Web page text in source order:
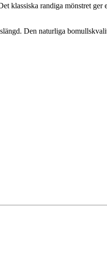
klassiska randiga mönstret ger
Den naturliga